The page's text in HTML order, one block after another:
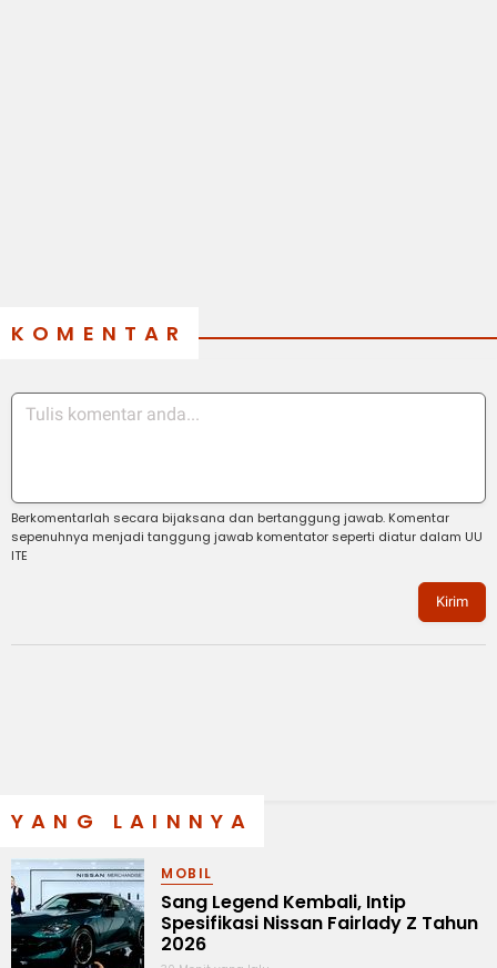
KOMENTAR
Berkomentarlah secara bijaksana dan bertanggung jawab. Komentar
sepenuhnya menjadi tanggung jawab komentator seperti diatur dalam UU
ITE
Kirim
YANG LAINNYA
MOBIL
Sang Legend Kembali, Intip
Spesifikasi Nissan Fairlady Z Tahun
2026